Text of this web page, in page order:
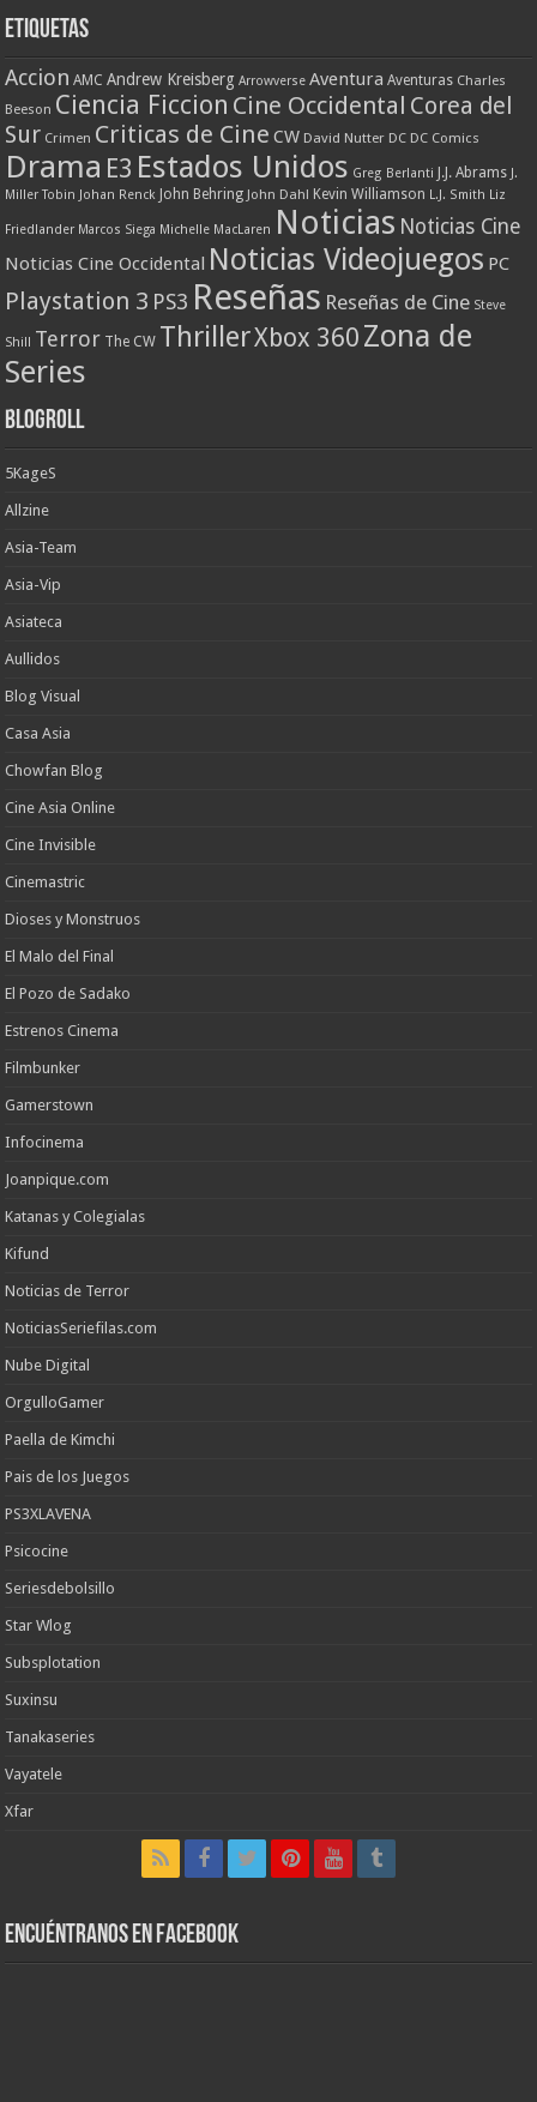
Etiquetas
Accion AMC Andrew Kreisberg Arrowverse Aventura Aventuras Charles
Beeson Ciencia Ficcion Cine Occidental Corea del
Sur Crimen Criticas de Cine CW David Nutter DC DC Comics
Drama E3 Estados Unidos Greg Berlanti J.J. Abrams J.
Miller Tobin Johan Renck John Behring John Dahl Kevin Williamson L.J. Smith Liz
Friedlander Marcos Siega Michelle MacLaren Noticias Noticias Cine
Noticias Cine Occidental Noticias Videojuegos PC
Playstation 3 PS3 Reseñas Reseñas de Cine Steve
Shill Terror The CW ThrillerXbox 360 Zona de
Series
Blogroll
5KageS
Allzine
Asia-Team
Asia-Vip
Asiateca
Aullidos
Blog Visual
Casa Asia
Chowfan Blog
Cine Asia Online
Cine Invisible
Cinemastric
Dioses y Monstruos
El Malo del Final
El Pozo de Sadako
Estrenos Cinema
Filmbunker
Gamerstown
Infocinema
Joanpique.com
Katanas y Colegialas
Kifund
Noticias de Terror
NoticiasSeriefilas.com
Nube Digital
OrgulloGamer
Paella de Kimchi
Pais de los Juegos
PS3XLAVENA
Psicocine
Seriesdebolsillo
Star Wlog
Subsplotation
Suxinsu
Tanakaseries
Vayatele
Xfar
Encuéntranos en Facebook